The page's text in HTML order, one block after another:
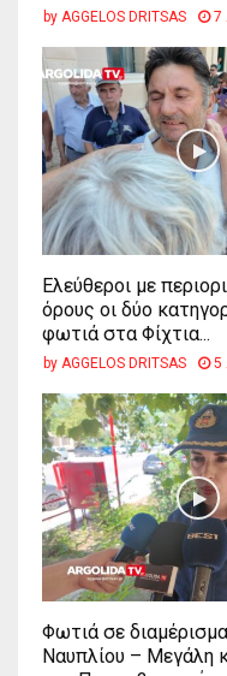
by AGGELOS DRITSAS 7
Ελεύθεροι με
όρους οι δύο
φωτιά στα Φίχτια...
by AGGELOS DRITSAS 5
Φωτιά σε
Ναυπλίου – Μεγάλη